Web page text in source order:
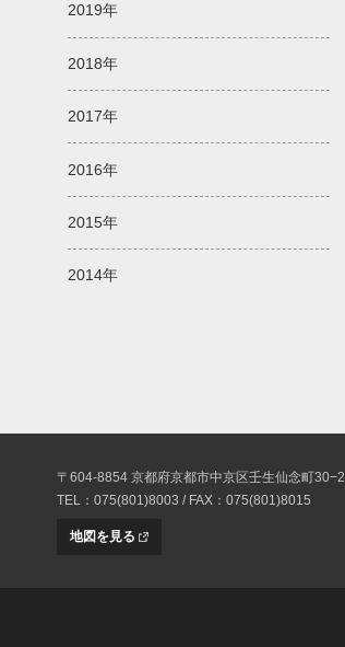
2019年
2018年
2017年
2016年
2015年
2014年
〒604-8854 京都府京都市中京区壬生仙念町30−2
TEL：075(801)8003 / FAX：075(801)8015
地図を見る